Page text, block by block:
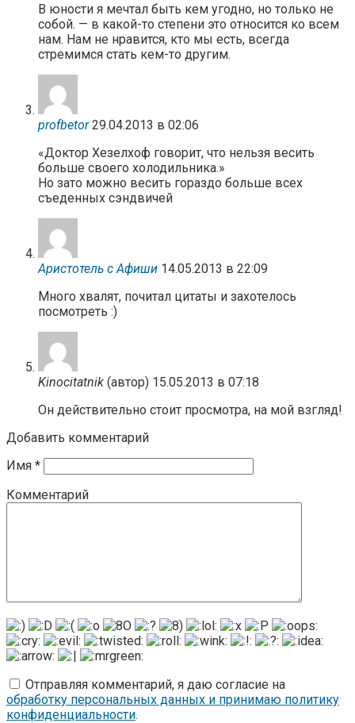
В юности я мечтал быть кем угодно, но только не
собой. — в какой-то степени это относится ко всем
нам. Нам не нравится, кто мы есть, всегда
стремимся стать кем-то другим.
profbetor 29.04.2013 в 02:06
«Доктор Хезелхоф говорит, что нельзя весить
больше своего холодильника.»
Но зато можно весить гораздо больше всех
съеденных сэндвичей
Аристотель с Афиши 14.05.2013 в 22:09
Много хвалят, почитал цитаты и захотелось
посмотреть :)
Kinocitatnik (автор) 15.05.2013 в 07:18
Он действительно стоит просмотра, на мой взгляд!
Добавить комментарий
Имя *
Комментарий
Отправляя комментарий, я даю согласие на
обработку персональных данных и принимаю политику
конфиденциальности.